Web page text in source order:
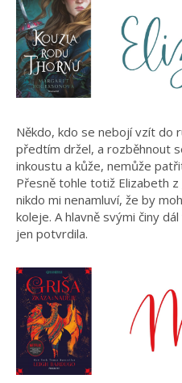
Někdo, kdo se nebojí vzít do
předtím držel, a rozběhnout
inkoustu a kůže, nemůže
Přesně tohle totiž Elizabeth z
nikdo mi nenamluví, že by
koleje. A hlavně svými činy
jen potvrdila.